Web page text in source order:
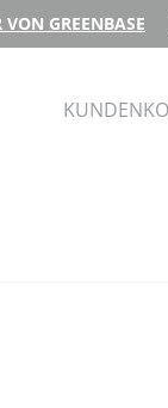
GREENBASE